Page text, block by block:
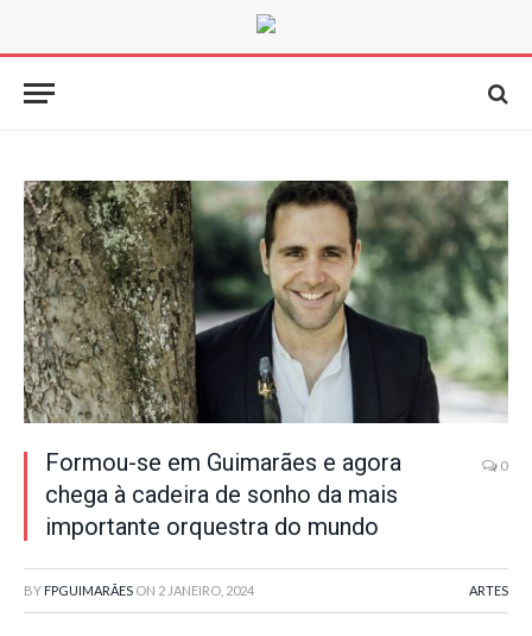
Formou-se em Guimarães e agora
chega à cadeira de sonho da mais
importante orquestra do mundo
0
BY FPGUIMARÃES ON 2 JANEIRO, 2024 ARTES